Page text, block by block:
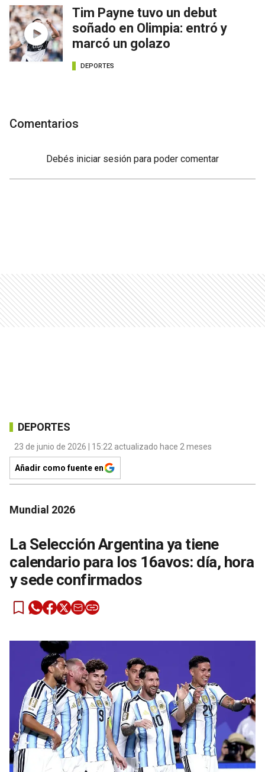
Tim Payne tuvo un debut
soñado en Olimpia: entró y
marcó un golazo
DEPORTES
Comentarios
Debés iniciar sesión para poder comentar
DEPORTES
23 de junio de 2026 | 15:22 actualizado hace 2 meses
Añadir como fuente en
Mundial 2026
La Selección Argentina ya tiene
calendario para los 16avos: día, hora
y sede confirmados